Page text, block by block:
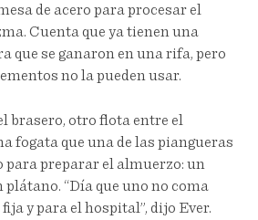
de acero para procesar el
Cuenta que ya tienen una
que se ganaron en una rifa, pero
no la pueden usar.
brasero, otro flota entre el
fogata que una de las piangueras
para preparar el almuerzo: un
plátano. “Día que uno no coma
y para el hospital”, dijo Ever.